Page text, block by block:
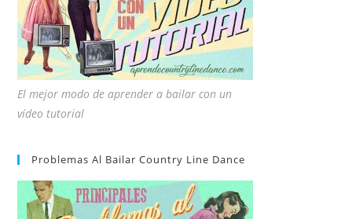
El mejor modo de aprender a bailar con un
vídeo tutorial
Problemas Al Bailar Country Line Dance